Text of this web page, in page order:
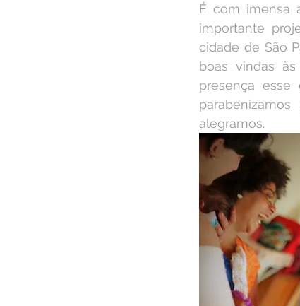
É com imensa
importante
cidade de São
boas vindas
presença esse
alegramos.